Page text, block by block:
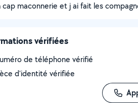
cap maconnerie et j ai fait les
vérifiées
de téléphone vérifié
d'identité vérifiée